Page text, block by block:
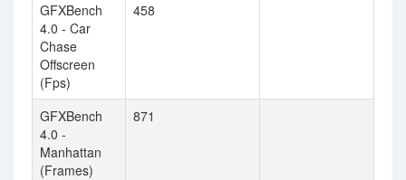
GFXBench
4.0 - Car
Chase
Offscreen
(Fps)
458
GFXBench
4.0 -
Manhattan
(Frames)
871